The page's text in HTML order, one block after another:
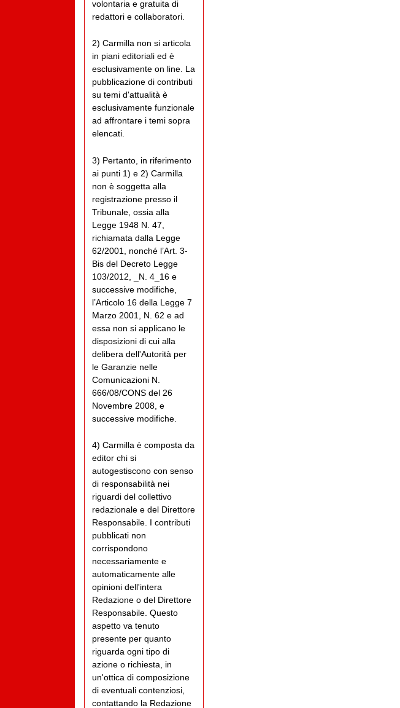
volontaria e gratuita di
redattori e collaboratori.
2) Carmilla non si articola
in piani editoriali ed è
esclusivamente on line. La
pubblicazione di contributi
su temi d'attualità è
esclusivamente funzionale
ad affrontare i temi sopra
elencati.
3) Pertanto, in riferimento
ai punti 1) e 2) Carmilla
non è soggetta alla
registrazione presso il
Tribunale, ossia alla
Legge 1948 N. 47,
richiamata dalla Legge
62/2001, nonché l’Art. 3-
Bis del Decreto Legge
103/2012, _N. 4_16 e
successive modifiche,
l’Articolo 16 della Legge 7
Marzo 2001, N. 62 e ad
essa non si applicano le
disposizioni di cui alla
delibera dell'Autorità per
le Garanzie nelle
Comunicazioni N.
666/08/CONS del 26
Novembre 2008, e
successive modifiche.
4) Carmilla è composta da
editor chi si
autogestiscono con senso
di responsabilità nei
riguardi del collettivo
redazionale e del Direttore
Responsabile. I contributi
pubblicati non
corrispondono
necessariamente e
automaticamente alle
opinioni dell'intera
Redazione o del Direttore
Responsabile. Questo
aspetto va tenuto
presente per quanto
riguarda ogni tipo di
azione o richiesta, in
un'ottica di composizione
di eventuali contenziosi,
contattando la Redazione